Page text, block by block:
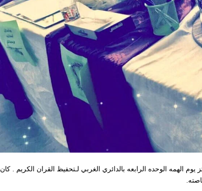
الهمه الوحده الرابعه بالدائري الغربي لـتحفيظ القران الكريم . كان